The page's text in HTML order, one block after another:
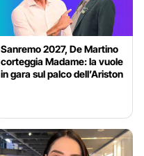
Sanremo 2027, De Martino
corteggia Madame: la vuole
in gara sul palco dell’Ariston